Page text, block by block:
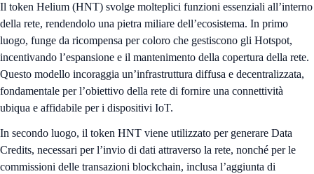
Il token Helium (HNT) svolge molteplici funzioni essenziali all’interno
della rete, rendendolo una pietra miliare dell’ecosistema. In primo
luogo, funge da ricompensa per coloro che gestiscono gli Hotspot,
incentivando l’espansione e il mantenimento della copertura della rete.
Questo modello incoraggia un’infrastruttura diffusa e decentralizzata,
fondamentale per l’obiettivo della rete di fornire una connettività
ubiqua e affidabile per i dispositivi IoT.
In secondo luogo, il token HNT viene utilizzato per generare Data
Credits, necessari per l’invio di dati attraverso la rete, nonché per le
commissioni delle transazioni blockchain, inclusa l’aggiunta di